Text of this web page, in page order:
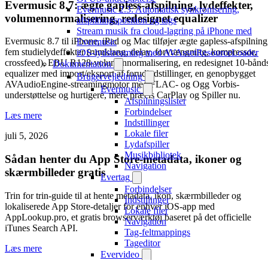
Evermusic 2.3: Automatisk synkronisering,
afspilningsposition og tags
Stream musik fra cloud-lagring på iPhone med
Evermusic
iOS-lydstreaming med AVAssetResourceLoader
Dokumentation
Brugervejledning
Evermusic
Afspilningslister
Forbindelser
Indstillinger
Lokale filer
Lydafspiller
Musikbibliotek
Navigation
Evertag
Forbindelser
Indstillinger
Lokale filer
Navigation
Tag-feltmappings
Tageditor
Evervideo
Evermusic 8.7: ægte gapless-afspilning, lydeffekter,
volumennormalisering, redesignet equalizer
Evermusic 8.7 til iPhone, iPad og Mac tilføjer ægte gapless-
fem studielydeffekter (rumklang, delay, forvrængning, kompressor,
crossfeed), EBU R128-volumennormalisering, en redesignet 10-
equalizer med import/eksport af forudindstillinger, en genopbygget
AVAudioEngine-streamingmotor med FLAC- og Ogg Vorbis-
understøttelse og hurtigere, mere præcis CarPlay og Spiller nu.
Læs mere
juli 5, 2026
Sådan henter du App Store-metadata, ikoner og
skærmbilleder gratis
Trin for trin-guide til at hente metadata, ikon, skærmbilleder og
lokaliserede App Store-detaljer for enhver iOS-app med
AppLookup.pro, et gratis browserværktøj baseret på det officielle
iTunes Search API.
Læs mere